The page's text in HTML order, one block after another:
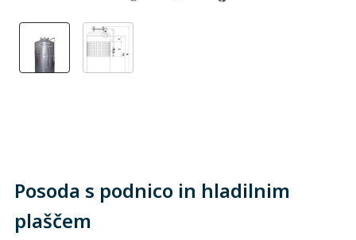
Posoda s podnico in hladilnim
plaščem